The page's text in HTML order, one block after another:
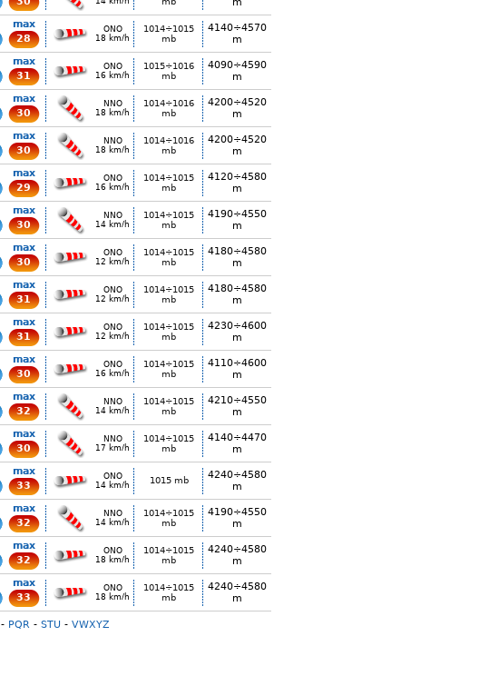
max
28
ONO
18 km/h
1014÷1015
mb
4140÷4570
m
max
31
ONO
16 km/h
1015÷1016
mb
4090÷4590
m
max
30
NNO
18 km/h
1014÷1016
mb
4200÷4520
m
max
30
NNO
18 km/h
1014÷1016
mb
4200÷4520
m
max
29
ONO
16 km/h
1014÷1015
mb
4120÷4580
m
max
30
NNO
14 km/h
1014÷1015
mb
4190÷4550
m
max
30
ONO
12 km/h
1014÷1015
mb
4180÷4580
m
max
31
ONO
12 km/h
1014÷1015
mb
4180÷4580
m
max
31
ONO
12 km/h
1014÷1015
mb
4230÷4600
m
max
30
ONO
16 km/h
1014÷1015
mb
4110÷4600
m
max
32
NNO
14 km/h
1014÷1015
mb
4210÷4550
m
max
30
NNO
17 km/h
1014÷1015
mb
4140÷4470
m
max
33
ONO
14 km/h
1015 mb
4240÷4580
m
max
32
NNO
14 km/h
1014÷1015
mb
4190÷4550
m
max
32
ONO
18 km/h
1014÷1015
mb
4240÷4580
m
max
33
ONO
18 km/h
1014÷1015
mb
4240÷4580
m
- PQR - STU - VWXYZ